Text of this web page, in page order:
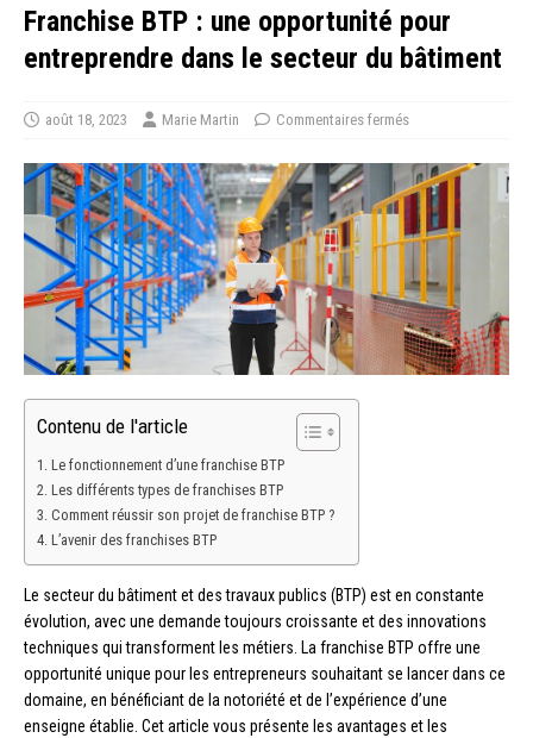
Franchise BTP : une opportunité pour
entreprendre dans le secteur du bâtiment
août 18, 2023 Marie Martin Commentaires fermés
Contenu de l'article
Le fonctionnement d’une franchise BTP
Les différents types de franchises BTP
Comment réussir son projet de franchise BTP ?
L’avenir des franchises BTP
Le secteur du bâtiment et des travaux publics (BTP) est en constante
évolution, avec une demande toujours croissante et des innovations
techniques qui transforment les métiers. La franchise BTP offre une
opportunité unique pour les entrepreneurs souhaitant se lancer dans ce
domaine, en bénéficiant de la notoriété et de l’expérience d’une
enseigne établie. Cet article vous présente les avantages et les